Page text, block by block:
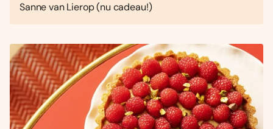
Sanne van Lierop (nu cadeau!)